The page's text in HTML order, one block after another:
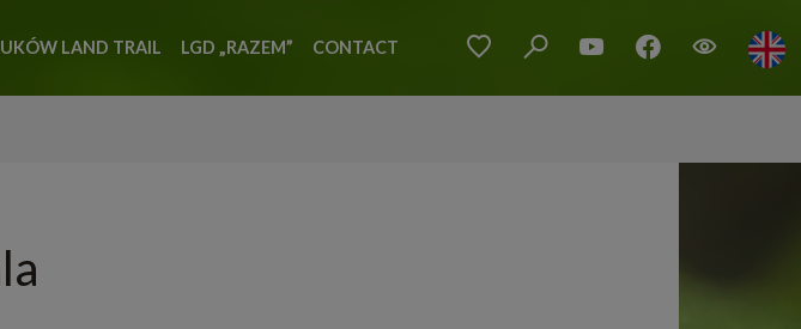
LAND TRAIL LGD „RAZEM” CONTACT